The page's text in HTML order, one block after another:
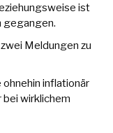
ist
gegangen.
Meldungen zu
inflationär
wirklichem